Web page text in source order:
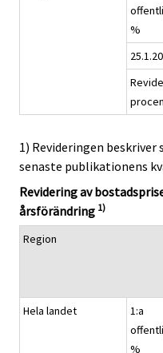
%
1) Revideringen
senaste publikationens
Revidering av
årsförändring 1)
Region
Hela landet
1:a
%